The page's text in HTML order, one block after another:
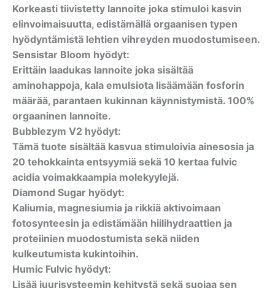
Korkeasti tiivistetty lannoite joka stimuloi kasvin
elinvoimaisuutta, edistämällä orgaanisen typen
hyödyntämistä lehtien vihreyden muodostumiseen.
Sensistar Bloom hyödyt:
Erittäin laadukas lannoite joka sisältää
aminohappoja, kala emulsiota lisäämään fosforin
määrää, parantaen kukinnan käynnistymistä. 100%
orgaaninen lannoite.
Bubblezym V2 hyödyt:
Tämä tuote sisältää kasvua stimuloivia ainesosia ja
20 tehokkainta entsyymiä sekä 10 kertaa fulvic
acidia voimakkaampia molekyylejä.
Diamond Sugar hyödyt:
Kaliumia, magnesiumia ja rikkiä aktivoimaan
fotosynteesin ja edistämään hiilihydraattien ja
proteiinien muodostumista sekä niiden
kulkeutumista kukintoihin.
Humic Fulvic hyödyt:
Lisää juurisysteemin kehitystä sekä suojaa sen